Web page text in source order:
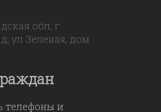
обл, г
ул Зеленая, дом
телефоны и